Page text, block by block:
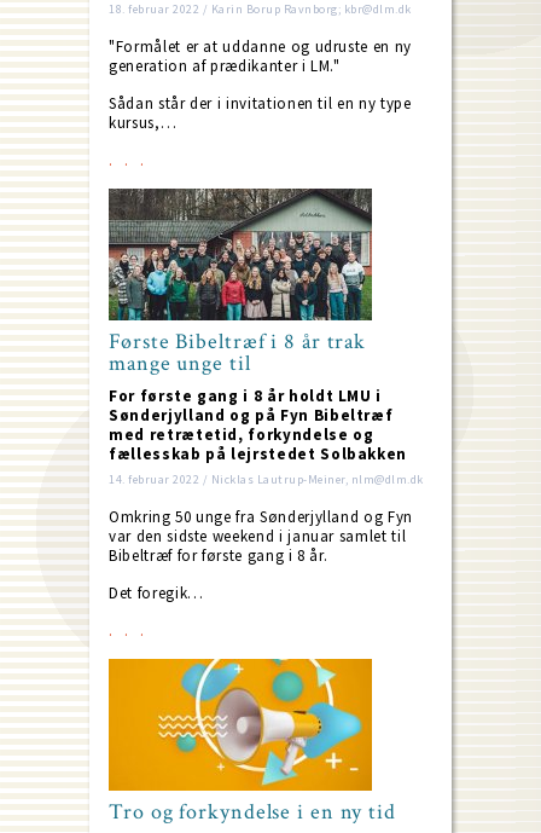
18. februar 2022 / Karin Borup Ravnborg; kbr@dlm.dk
"Formålet er at uddanne og udruste en ny
generation af prædikanter i LM."
Sådan står der i invitationen til en ny type
kursus,…
Første Bibeltræf i 8 år trak
mange unge til
For første gang i 8 år holdt LMU i
Sønderjylland og på Fyn Bibeltræf
med retrætetid, forkyndelse og
fællesskab på lejrstedet Solbakken
14. februar 2022 / Nicklas Lautrup-Meiner, nlm@dlm.dk
Omkring 50 unge fra Sønderjylland og Fyn
var den sidste weekend i januar samlet til
Bibeltræf for første gang i 8 år.
Det foregik…
Tro og forkyndelse i en ny tid